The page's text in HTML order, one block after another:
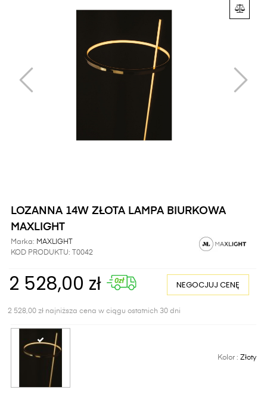
LOZANNA 14W ZŁOTA LAMPA BIURKOWA
MAXLIGHT
Marka: MAXLIGHT
KOD PRODUKTU:
T0042
2 528,00 zł NEGOCJUJ CENĘ
2 528,00 zł najniższa cena w ciągu ostatnich 30 dni
Kolor :Złoty